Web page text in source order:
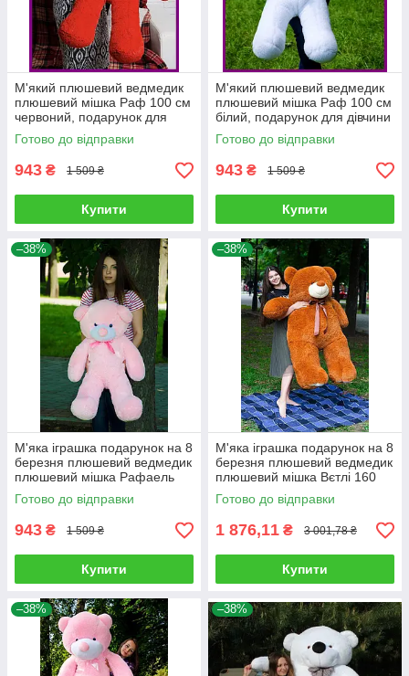
М'який плюшевий ведмедик
плюшевий мішка Раф 100 см
червоний, подарунок для
дівчини на день народження
Готово до відправки
943 ₴ 1 509 ₴
Купити
М'який плюшевий ведмедик
плюшевий мішка Раф 100 см
білий, подарунок для дівчини
на день народження
Готово до відправки
943 ₴ 1 509 ₴
Купити
–38%
М'яка іграшка подарунок на 8
березня плюшевий ведмедик
плюшевий мішка Рафаель
100 см Рожевий
Готово до відправки
943 ₴ 1 509 ₴
Купити
–38%
М'яка іграшка подарунок на 8
березня плюшевий ведмедик
плюшевий мішка Вєтлі 160
см Карамельний
Готово до відправки
1 876,11 ₴ 3 001,78 ₴
Купити
–38% –38%